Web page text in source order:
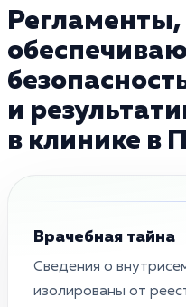
Регламенты,
и
в клинике в
Врачебная тайна
Сведения о
изолированы от